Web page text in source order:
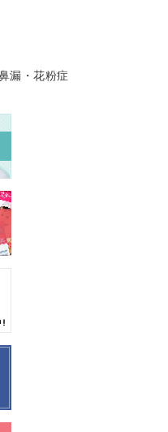
漏・花粉症